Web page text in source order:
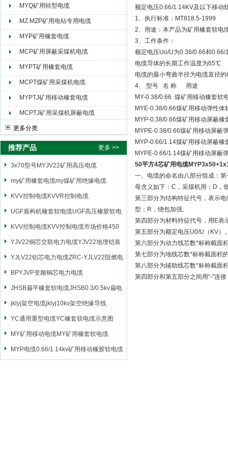
MYQ矿用轻型电缆
MZ.MZP矿用电钻专用电缆
MYP矿用橡套电缆
MCP矿用屏蔽采煤机电缆
MYPT矿用橡套电缆
MCPT煤矿用采煤机电缆
MYPTJ矿用移动橡套电缆
MCPTJ矿用采煤机屏蔽电缆
更多分类
推荐产品 更多 >>
3x70型号MYJV22矿用高压电缆
my矿用橡套电缆my煤矿用绝缘电缆
KVV控制电缆KVVR控制电缆
UGF盾构机橡套软电缆UGF高压橡胶软电
缆
KVV控制电缆KVV控制电缆市场价格450
YJV22铜芯交联电力电缆YJV22地埋铠装
电源电缆
YJLV22铝芯电力电缆ZRC-YJLV22阻燃电
力电缆
BPYJVP变频铜芯电力电缆
JHSB扁平橡套软电缆JHSB0.3/0.5kv扁电
缆
jklyj架空电缆jklyj10kv架空绝缘导线
YC通用重型电缆YC橡套软电缆示意图
MY矿用移动电缆MY矿用橡套软电缆
MYP电缆0.66/1.14kv矿用移动橡胶软电缆
额定电压0.66/1.14KV及以下移动
1、执行标准：MT818.5-1999
2、用途：本产品为矿用橡套软电
3、工作条件：
额定电压Uo/U为0.38/0.66和0.66/
电缆导体的长期工作温度为65℃
电缆的最小弯曲半径为电缆直径
4、 型号 名 称 用途
MY-0.38/0.66 煤矿用移动橡套软
MYE-0.38/0.66煤矿用移动弹性
MYP-0.38/0.66煤矿用移动屏蔽
MYPE-0.38/0.66煤矿用移动屏蔽
MYP-0.66/1.14煤矿用移动屏蔽
MYPE-0.66/1.14煤矿用移动屏蔽
50平方4芯矿用电缆
一、电缆的命名由八部分组成：
母含义如下：C，采煤机用；D，
第三部分为结构特征代号，表示
型；R，绕包加强。
第四部分为材料特征代号，用E表
第五部分为额定电压U0/U（KV）
第六部分为动力线芯数*标称截面
第七部分为地线芯数*标称截面积
第八部分为辅助线芯数*标称截面
第四部分和第五部分之间用“-"连